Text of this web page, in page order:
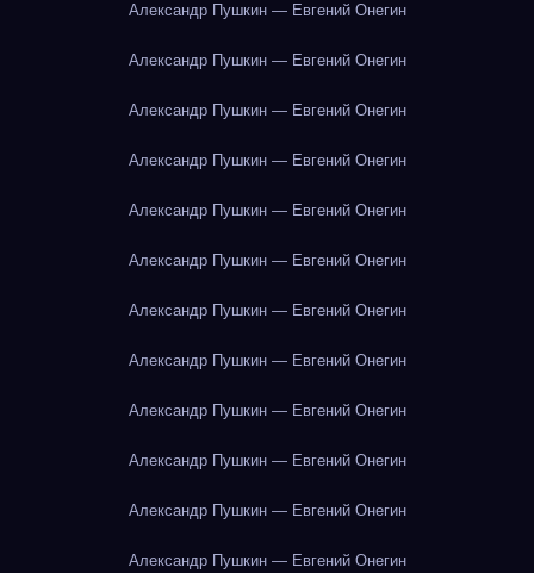
Александр Пушкин — Евгений Онегин
Александр Пушкин — Евгений Онегин
Александр Пушкин — Евгений Онегин
Александр Пушкин — Евгений Онегин
Александр Пушкин — Евгений Онегин
Александр Пушкин — Евгений Онегин
Александр Пушкин — Евгений Онегин
Александр Пушкин — Евгений Онегин
Александр Пушкин — Евгений Онегин
Александр Пушкин — Евгений Онегин
Александр Пушкин — Евгений Онегин
Александр Пушкин — Евгений Онегин